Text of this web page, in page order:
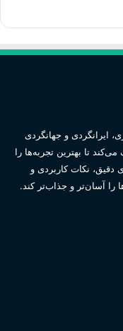
ایرانگردی و جهانگردی
تا بهترین تجربه‌ها را
دقیق، نکات کاربردی و
را آسان‌تر و جذاب‌تر کند.